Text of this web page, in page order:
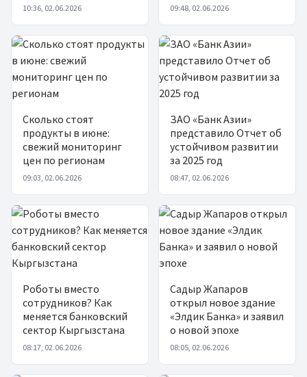
10:36, 02.06.2026 09:48, 02.06.2026
Сколько стоят
продукты в июне:
свежий мониторинг
цен по регионам
09:03, 02.06.2026
ЗАО «Банк Азии»
представило Отчет об
устойчивом развитии
за 2025 год
08:47, 02.06.2026
Роботы вместо
сотрудников? Как
меняется банковский
сектор Кыргызстана
08:17, 02.06.2026
Садыр Жапаров
открыл новое здание
«Элдик Банка» и заявил
о новой эпохе
08:05, 02.06.2026